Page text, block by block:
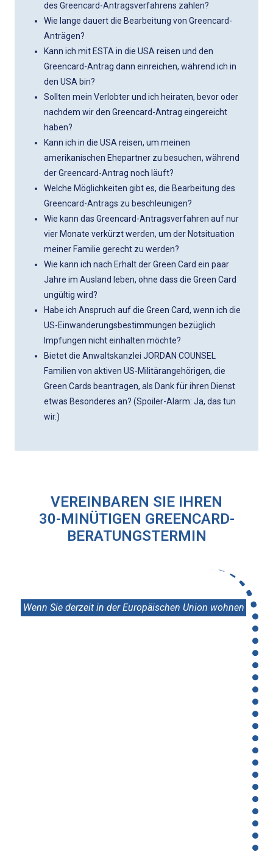
des Greencard-Antragsverfahrens zahlen?
Wie lange dauert die Bearbeitung von Greencard-
Anträgen?
Kann ich mit ESTA in die USA reisen und den
Greencard-Antrag dann einreichen, während ich in
den USA bin?
Sollten mein Verlobter und ich heiraten, bevor oder
nachdem wir den Greencard-Antrag eingereicht
haben?
Kann ich in die USA reisen, um meinen
amerikanischen Ehepartner zu besuchen, während
der Greencard-Antrag noch läuft?
Welche Möglichkeiten gibt es, die Bearbeitung des
Greencard-Antrags zu beschleunigen?
Wie kann das Greencard-Antragsverfahren auf nur
vier Monate verkürzt werden, um der Notsituation
meiner Familie gerecht zu werden?
Wie kann ich nach Erhalt der Green Card ein paar
Jahre im Ausland leben, ohne dass die Green Card
ungültig wird?
Habe ich Anspruch auf die Green Card, wenn ich die
US-Einwanderungsbestimmungen bezüglich
Impfungen nicht einhalten möchte?
Bietet die Anwaltskanzlei JORDAN COUNSEL
Familien von aktiven US-Militärangehörigen, die
Green Cards beantragen, als Dank für ihren Dienst
etwas Besonderes an? (Spoiler-Alarm: Ja, das tun
wir.)
VEREINBAREN SIE IHREN
30-MINÜTIGEN GREENCARD-
BERATUNGSTERMIN
Wenn Sie derzeit in der Europäischen Union wohnen